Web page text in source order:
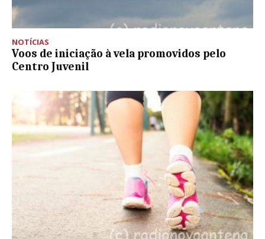
NOTÍCIAS
Voos de iniciação à vela promovidos pelo
Centro Juvenil